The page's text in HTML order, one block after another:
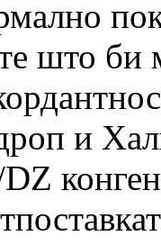
што би
и